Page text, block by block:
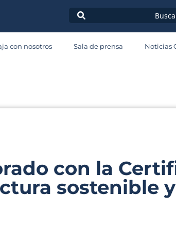
con nosotros Sala de prensa Noticias
con la
sostenible